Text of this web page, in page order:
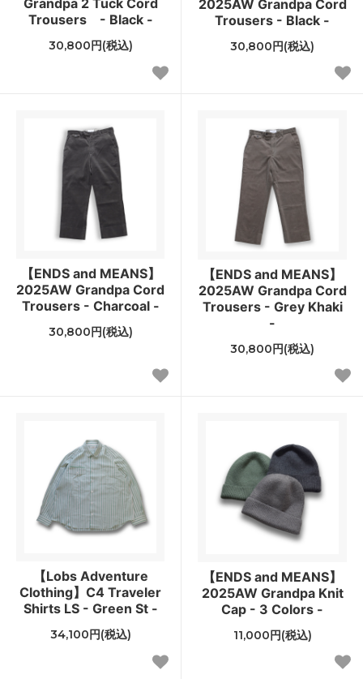
Trousers - Black -
30,800円(税込)
2025AW Grandpa Cord
Trousers - Black -
30,800円(税込)
【ENDS and MEANS】
2025AW Grandpa Cord
Trousers - Charcoal -
30,800円(税込)
【ENDS and MEANS】
2025AW Grandpa Cord
Trousers - Grey Khaki
-
30,800円(税込)
【Lobs Adventure
Clothing】C4 Traveler
Shirts LS - Green St -
34,100円(税込)
【ENDS and MEANS】
2025AW Grandpa Knit
Cap - 3 Colors -
11,000円(税込)